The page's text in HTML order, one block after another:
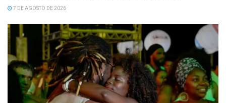
7 DE AGOSTO DE 2026